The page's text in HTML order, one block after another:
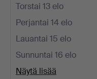
Torstai 13 elo
Perjantai 14 elo
Lauantai 15 elo
Sunnuntai 16 elo
Näytä lisää